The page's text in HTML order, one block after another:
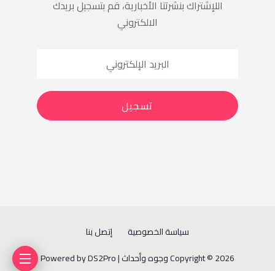
اللإشتراك بنشرتنا الأخبارية، قم بتسجيل بريدك
الالكتروني
سياسة الخصوصية
إتصل بنا
Copyright © 2026 وجوه وأحداث | Powered by DS2Pro